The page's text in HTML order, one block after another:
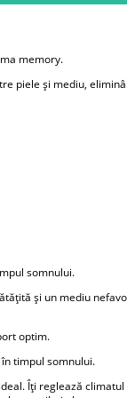
memory.
piele și mediu,
somnului.
și un mediu
optim.
timpul somnului.
Îți reglează